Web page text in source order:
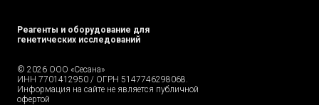
Реагенты и оборудование для
генетических исследований
© 2026 ООО «Сесана»
ИНН 7701412950 / ОГРН 5147746298068.
Информация на сайте не является публичной
офертой